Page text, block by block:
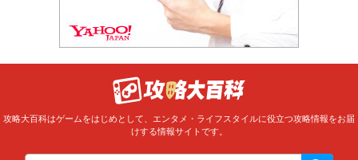
攻略大百科はゲームをはじめとして、エンタメ・ライフスタイルに役立つ攻略情報をお届
けする情報サイトです。